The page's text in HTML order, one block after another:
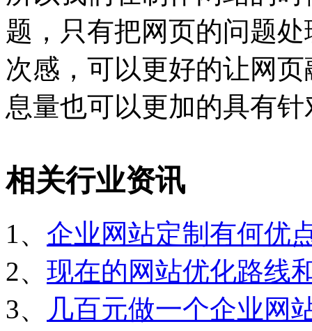
题，只有把网页的问题
次感，可以更好的让网
息量也可以更加的具有
相关行业资讯
1、 企业网站定制有何优
2、 现在的网站优化路线
3、
几百元做一个企业网